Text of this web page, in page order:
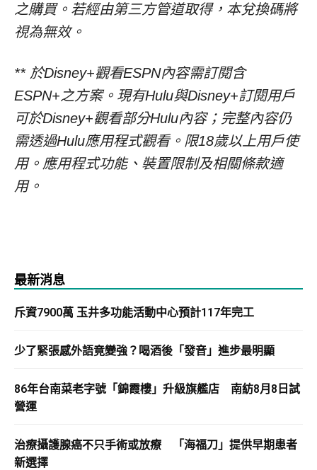
之購買。若經由第三方管道取得，本兌換碼將
視為無效。
** 於Disney+觀看ESPN內容需訂閱含
ESPN+之方案。現有Hulu與Disney+訂閱用戶
可於Disney+觀看部分Hulu內容；完整內容仍
需透過Hulu應用程式觀看。限18歲以上用戶使
用。應用程式功能、裝置限制及相關條款適
用。
最新消息
斥資7900萬 玉井多功能活動中心預計117年完工
少了緊張感外語竟變強？喝酒後「發音」進步最明顯
86年台南菜老字號「錦霞樓」升級旗艦店 南紡8月8日試
營運
治療攝護腺癌不只手術或放療 「海福刀」提供早期患者
新選擇